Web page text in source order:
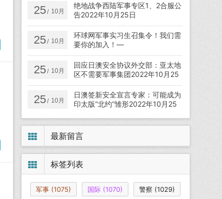
25/ 10月
绝地战争西陆军事专区1、2合服公
告2022年10月25日
25/ 10月
环球网军事实习生召集令！我们需
要你的加入！—
25/ 10月
回应日澳安全协议外交部：亚太地
区不需要军事集团2022年10月25
日
25/ 10月
日澳签新安全宣言专家：可能成为
印太版“北约”雏形2022年10月25
最新留言
标签列表
军事 (1075) 国际 (1070) 警察 (1029)